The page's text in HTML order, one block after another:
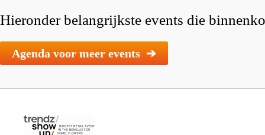
Hieronder belangrijkste events die
Agenda voor meer events ➔